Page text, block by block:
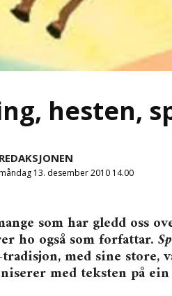
hesten,
REDAKSJONEN
13. desember 2010 14.00
som har gledd oss
ho også som forfattar.
med sine store,
med teksten på